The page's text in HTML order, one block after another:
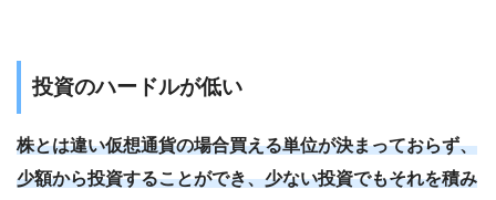
投資のハードルが低い
株とは違い仮想通貨の場合買える単位が決まっておらず、
少額から投資することができ、少ない投資でもそれを積み